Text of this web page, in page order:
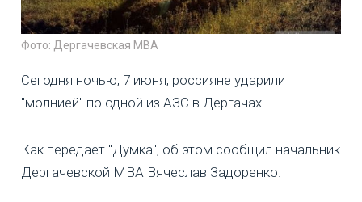
Фото: Дергачевская МВА
Сегодня ночью, 7 июня, россияне ударили
"молнией" по одной из АЗС в Дергачах.
Как передает "Думка", об этом сообщил начальник
Дергачевской МВА Вячеслав Задоренко.